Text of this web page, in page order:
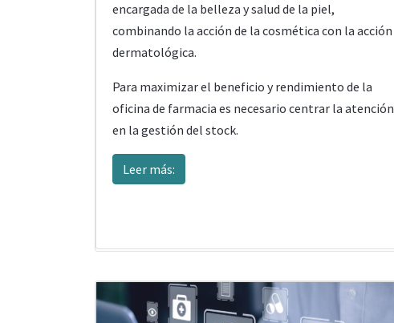
encargada de la belleza y salud de la piel,
combinando la acción de la cosmética con la acción
dermatológica.
Para maximizar el beneficio y rendimiento de la
oficina de farmacia es necesario centrar la atención
en la gestión del stock.
Leer más: